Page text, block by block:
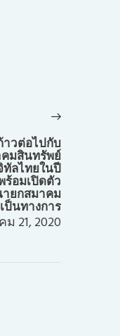
าวต่อไปกับ
มสินทรัพย์
ทัลไทยในปี
ร้อมเปิดตัว
ยกสมาคม
ป็นทางการ
21, 2020